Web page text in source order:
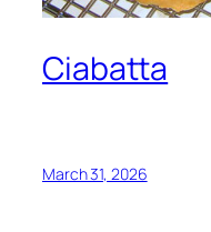
Ciabatta
March 31, 2026